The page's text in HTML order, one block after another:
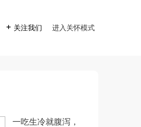
 关注我们 进入关怀模式
一吃生冷就腹泻，